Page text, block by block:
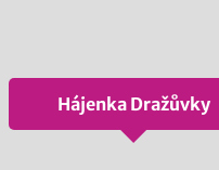
Hájenka Dražůvky